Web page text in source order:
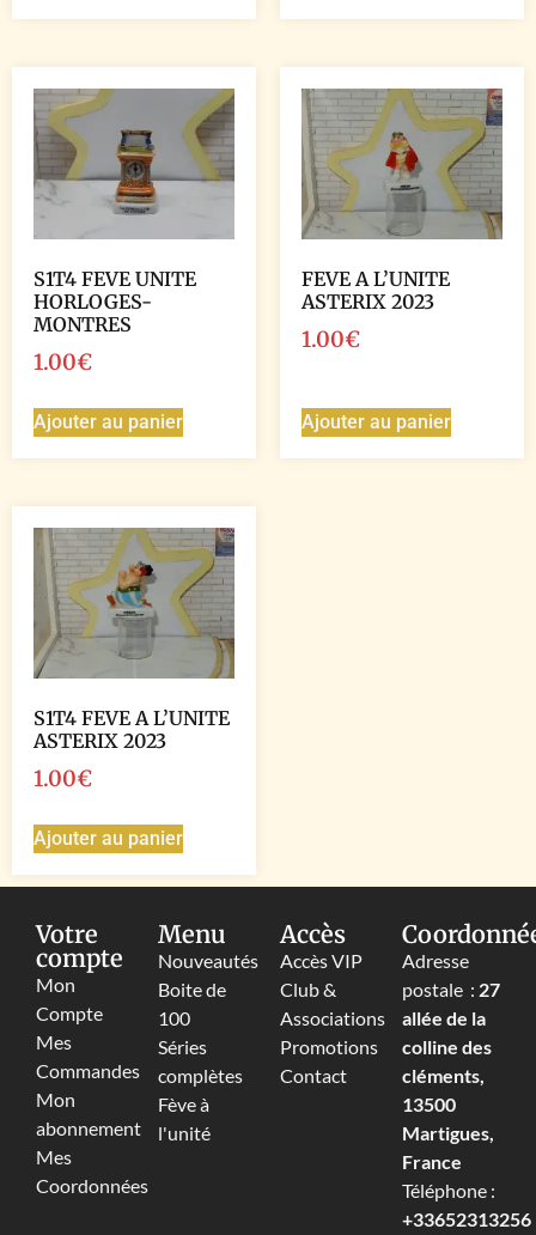
S1T4 FEVE UNITE
HORLOGES-
MONTRES
1.00€
Ajouter au panier
FEVE A L’UNITE
ASTERIX 2023
1.00€
Ajouter au panier
S1T4 FEVE A L’UNITE
ASTERIX 2023
1.00€
Ajouter au panier
Votre
compte
Mon
Compte
Mes
Commandes
Mon
abonnement
Mes
Coordonnées
Menu
Nouveautés
Boite de
100
Séries
complètes
Fève à
l'unité
Accès
Accès VIP
Club &
Associations
Promotions
Contact
Adresse
postale : 27
allée de la
colline des
cléments,
13500
Martigues,
France
Téléphone :
+33652313256‬